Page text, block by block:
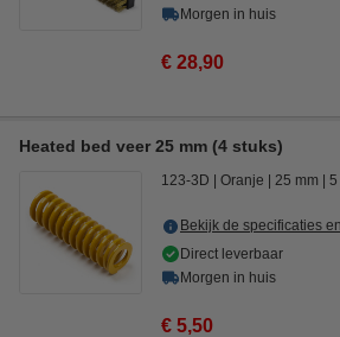
Morgen in huis
€ 28,90
Heated bed veer 25 mm (4 stuks)
123-3D Oranje 25 mm 5
Bekijk de specificaties
Direct leverbaar
Morgen in huis
€ 5,50